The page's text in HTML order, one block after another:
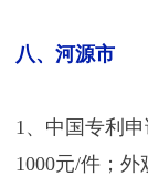
八、河源市
1、中国专利
1000元/件；外